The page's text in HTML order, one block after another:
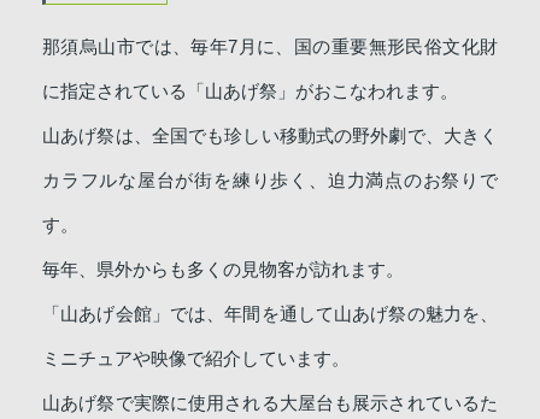
那須烏山市では、毎年7月に、国の重要無形民俗文化財
に指定されている「山あげ祭」がおこなわれます。
山あげ祭は、全国でも珍しい移動式の野外劇で、大きく
カラフルな屋台が街を練り歩く、迫力満点のお祭りで
す。
毎年、県外からも多くの見物客が訪れます。
「山あげ会館」では、年間を通して山あげ祭の魅力を、
ミニチュアや映像で紹介しています。
山あげ祭で実際に使用される大屋台も展示されているた